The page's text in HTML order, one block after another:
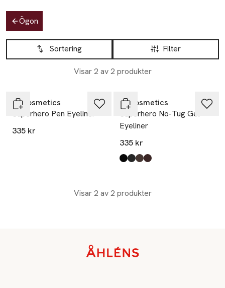
Hoppa till produktsidan
Ögon
Hoppa till produktsidan
Filter
Sortering
Visar 2 av 2 produkter
Lista över produkter
IT Cosmetics
Superhero Pen Eyeliner
335 kr
IT Cosmetics
Superhero No-Tug Gel
Eyeliner
335 kr
Produkten finns i färgerna:
Super Black
Black,
Fantastic Espresso
Brown,
Visar 2 av 2 produkter